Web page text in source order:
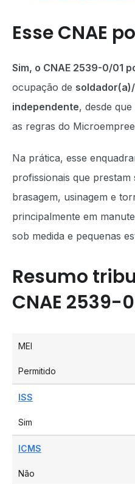
Esse CNAE
Sim, o CNAE 2539-0/01
ocupação de
independente, desde
as regras do
Na prática, esse
profissionais que prestam
brasagem, usinagem e
principalmente em
sob medida e pequenas
Resumo
CNAE 2539-
MEI
Permitido
ISS
Sim
ICMS
Não